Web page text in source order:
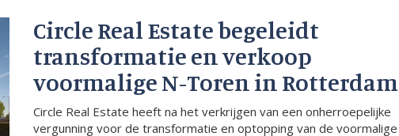
Circle Real Estate begeleidt
transformatie en verkoop
voormalige N-Toren in Rotterdam
Circle Real Estate heeft na het verkrijgen van een onherroepelijke
vergunning voor de transformatie en optopping van de voormalige